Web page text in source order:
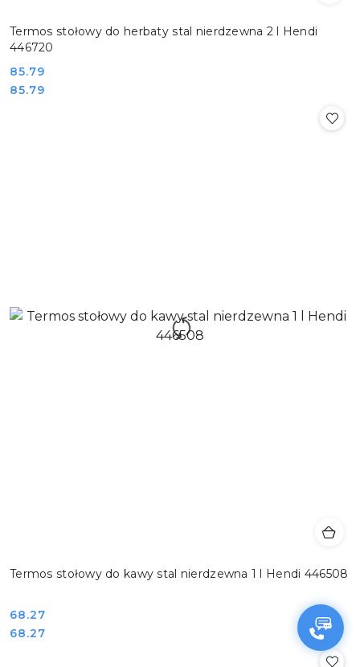
Termos stołowy do herbaty stal nierdzewna 2 l Hendi
446720
Cena:
85.79
Cena:
85.79
Termos stołowy do kawy stal nierdzewna 1 l Hendi 446508
Cena:
68.27
Cena:
68.27